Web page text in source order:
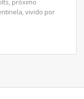
próximo
vivido por